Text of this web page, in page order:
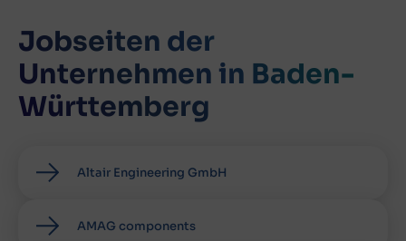
Jobseiten der
Unternehmen in Baden-
Württemberg
Altair Engineering GmbH
AMAG components